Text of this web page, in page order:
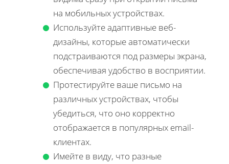
на мобильных устройствах.
Используйте адаптивные веб-
дизайны, которые автоматически
подстраиваются под размеры экрана,
обеспечивая удобство в восприятии.
Протестируйте ваше письмо на
различных устройствах, чтобы
убедиться, что оно корректно
отображается в популярных email-
клиентах.
Имейте в виду, что разные